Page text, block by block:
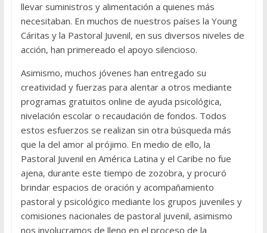
llevar suministros y alimentación a quienes más
necesitaban. En muchos de nuestros países la Young
Cáritas y la Pastoral Juvenil, en sus diversos niveles de
acción, han primereado el apoyo silencioso.
Asimismo, muchos jóvenes han entregado su
creatividad y fuerzas para alentar a otros mediante
programas gratuitos online de ayuda psicológica,
nivelación escolar o recaudación de fondos. Todos
estos esfuerzos se realizan sin otra búsqueda más
que la del amor al prójimo. En medio de ello, la
Pastoral Juvenil en América Latina y el Caribe no fue
ajena, durante este tiempo de zozobra, y procuró
brindar espacios de oración y acompañamiento
pastoral y psicológico mediante los grupos juveniles y
comisiones nacionales de pastoral juvenil, asimismo
nos involucramos de lleno en el proceso de la